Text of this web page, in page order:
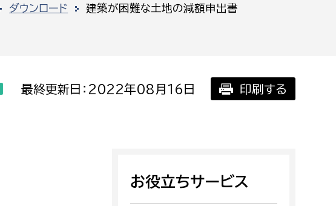
目的を選択
届け出や申請をしたい
支払いをしたい
ダウンロード 建築が困難な土地の減額申出書
最終更新日：2022年08月16日 印刷する
お役立ちサービス